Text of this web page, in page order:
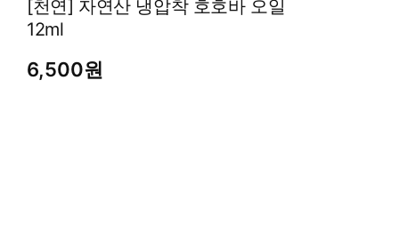
[천연] 자연산 냉압착 호호바 오일
12ml
6,500원